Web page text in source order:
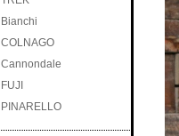
Bianchi
COLNAGO
Cannondale
FUJI
PINARELLO